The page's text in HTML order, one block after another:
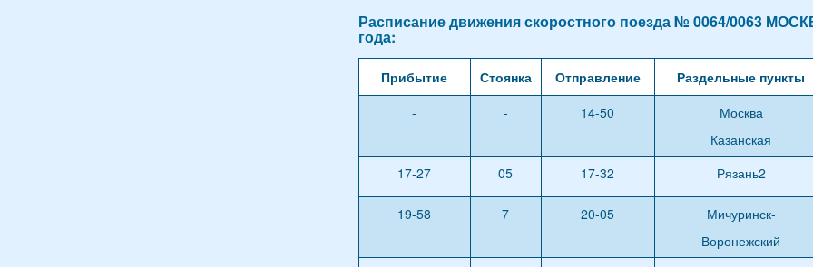
Расписание движения скоростного поезда № 0064/0063
года:
Прибытие Стоянка Отправление Раздельные пункты
-
- 14-50
Москва
Казанская
17-27 05 17-32 Рязань2
19-58 7 20-05
Мичуринск-
Воронежский